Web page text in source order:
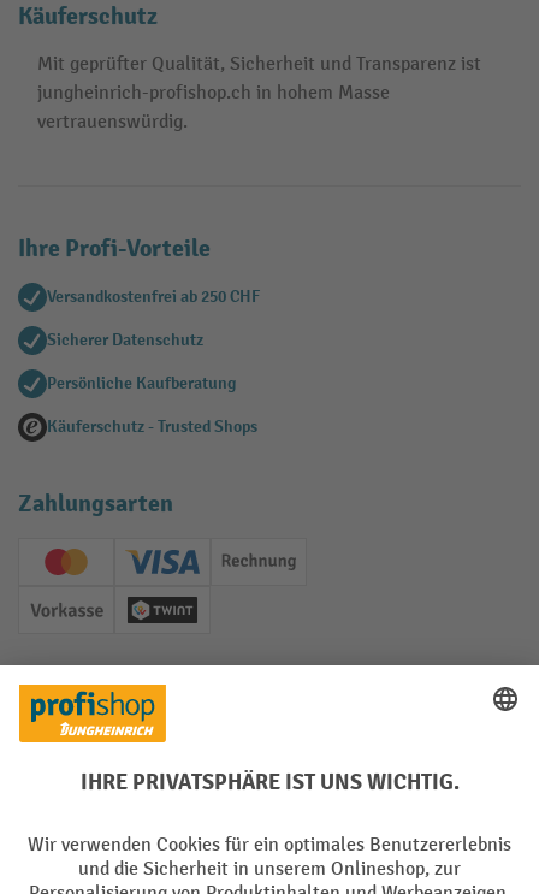
Käuferschutz
Mit geprüfter Qualität, Sicherheit und Transparenz ist
jungheinrich-profishop.ch in hohem Masse
vertrauenswürdig.
Ihre Profi-Vorteile
Versandkostenfrei ab 250 CHF
Sicherer Datenschutz
Persönliche Kaufberatung
Käuferschutz - Trusted Shops
Zahlungsarten
Creditcard (Master)Creditcard (Visa)
Rechnung
Vorkasse Twint
Soziale Netzwerke
Facebook
YouTube
LinkedInInstagram
Sprachen
DE FR